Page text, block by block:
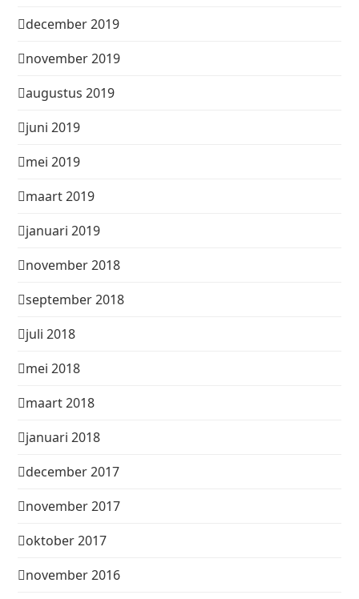
december 2019
november 2019
augustus 2019
juni 2019
mei 2019
maart 2019
januari 2019
november 2018
september 2018
juli 2018
mei 2018
maart 2018
januari 2018
december 2017
november 2017
oktober 2017
november 2016